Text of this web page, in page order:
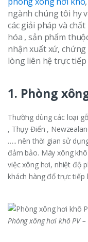
ngành chúng tôi hy
các giải pháp và
hóa , sản phẩm
nhận xuất xứ,
lòng liên hệ trực
1. Phòng
Thường dùng các loại
, Thụy Điển ,
….. nên thời gian sử
đảm bảo. Máy xông
việc xông hơi, nhiệt độ
khách hàng đổ trực tiếp
Phòng xông hơi khô PV –